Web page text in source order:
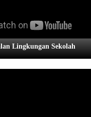
Lingkungan Sekolah